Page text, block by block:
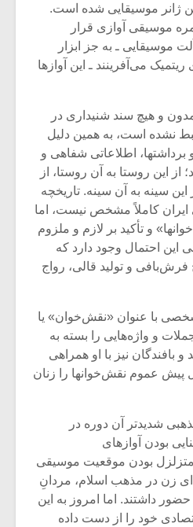
ژانر موسیقایی شده است.
موسیقی آوازی قرار
موسیقایی ـ به جز ابزار
ریتمیک می‌آفرینند ـ این آوازها
و هیچ سند شنیداری در
نشده است، به همین دلیل
اطلاعاتی شفاهی و
از این روستا به آن روستا، از
سینه به آن سینه. تاریخچه
ایران کاملاً مشخص نیست، اما
و تأکید بر لازم و ملزوم
این احتمال وجود دارد که
فرش‌بافی و تولید قالی، رواج
شخصی با عنوان «نقش‌خوان» یا
و واژه‌هایی را بسته به
بافندگان نیز با او همراهی
پیش عموم نقش‌خوانها را زنان
شدیدتر آن دوره در
بودن آوازهای
متزلزل بودن موقعیت موسیقی
زن در مذهب اسلام، مردانِ
داشتند. اما امروز به این
خود را از دست داده
موسیقی
باشی،
باش
دوره
موسیقی
سکانسی
موسیقی